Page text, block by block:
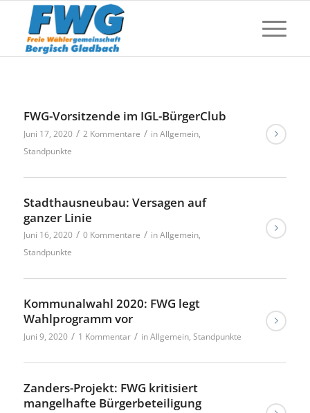
FWG-Vorsitzende im IGL-BürgerClub
Juni 17, 2020 / 2 Kommentare / inAllgemein,
Standpunkte
Stadthausneubau: Versagen auf
ganzer Linie
Juni 16, 2020 / 0 Kommentare / inAllgemein,
Standpunkte
Kommunalwahl 2020: FWG legt
Wahlprogramm vor
Juni 9, 2020 / 1 Kommentar / inAllgemein, Standpunkte
Zanders-Projekt: FWG kritisiert
mangelhafte Bürgerbeteiligung